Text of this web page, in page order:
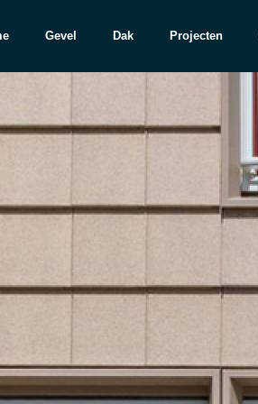
Gevel Dak Projecten